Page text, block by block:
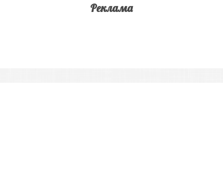
Реклама